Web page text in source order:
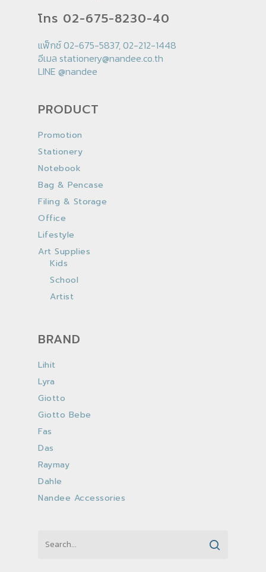
โทร 02-675-8230-40
แฟ็กซ์ 02-675-5837, 02-212-1448
อีเมล stationery@nandee.co.th
LINE @nandee
PRODUCT
Promotion
Stationery
Notebook
Bag & Pencase
Filing & Storage
Office
Lifestyle
Art Supplies
Kids
School
Artist
BRAND
Lihit
Lyra
Giotto
Giotto Bebe
Fas
Das
Raymay
Dahle
Nandee Accessories